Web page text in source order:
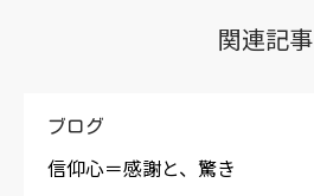
関連記事
ブログ
信仰心＝感謝と、驚き